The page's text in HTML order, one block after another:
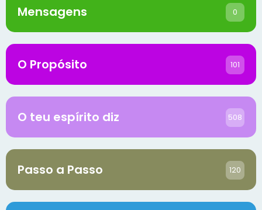
Mensagens 0
O Propósito 101
O teu espírito diz 508
Passo a Passo 120